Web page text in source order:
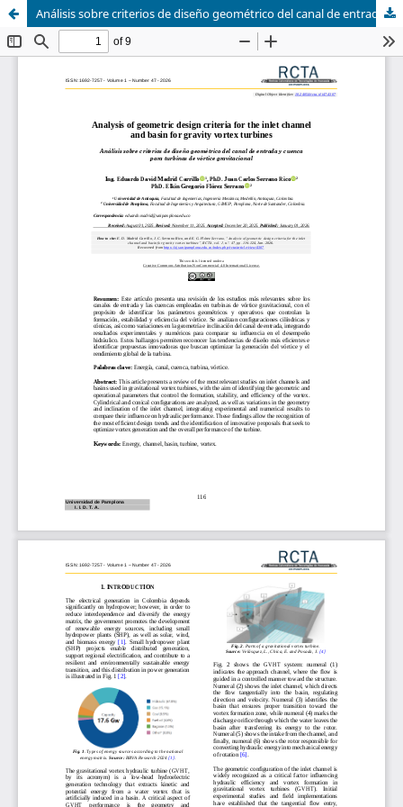
Análisis sobre criterios de diseño geométrico del canal de entrada y cuenca para turbinas de vórtice gravitacional